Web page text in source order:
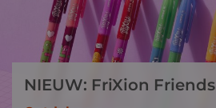
NIEUW: FriXion Friends